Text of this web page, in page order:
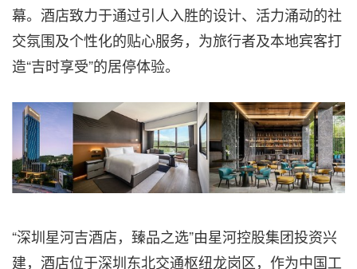
幕。酒店致力于通过引人入胜的设计、活力涌动的社
交氛围及个性化的贴心服务，为旅行者及本地宾客打
造“吉时享受”的居停体验。
“深圳星河吉酒店，臻品之选”由星河控股集团投资兴
建，酒店位于深圳东北交通枢纽龙岗区，作为中国工